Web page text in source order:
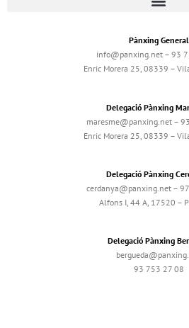
Pànxing General
info@panxing.net – 93
Enric Morera 25, 08339 –
Delegació Pànxing
maresme@panxing.net –
Enric Morera 25, 08339 –
Delegació Pànxing
cerdanya@panxing.net –
Alfons I, 44 A, 17520 –
Delegació Pànxing
93 753 27 08